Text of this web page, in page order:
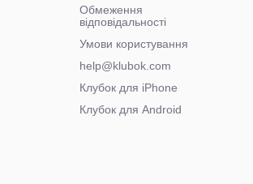
Обмеження
відповідальності
Умови користування
help@klubok.com
Клубок для iPhone
Клубок для Android